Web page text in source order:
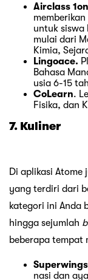
Airclass
untuk siswa
mulai dari
Kimia,
Lingoace.
Bahasa
usia 6-15
CoLearn.
Fisika, dan
7. Kuliner
Di aplikasi Atome
yang terdiri dari
kategori ini Anda
hingga sejumlah
beberapa tempat
nasi dan